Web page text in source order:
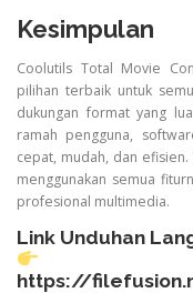
Kesimpulan
Coolutils Total Movie
pilihan terbaik untuk
dukungan format yang
ramah pengguna,
cepat, mudah, dan
menggunakan semua
profesional multimedia.
Link Unduhan
https://